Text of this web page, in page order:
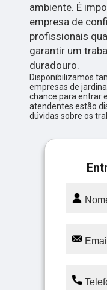
ambiente. É
empresa de
profissionais
garantir um
duradouro.
Disponibilizamos
empresas de
chance para entrar
atendentes estão
dúvidas sobre os